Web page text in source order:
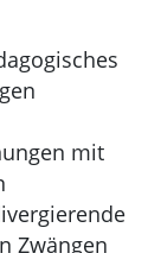
mit
Zwängen